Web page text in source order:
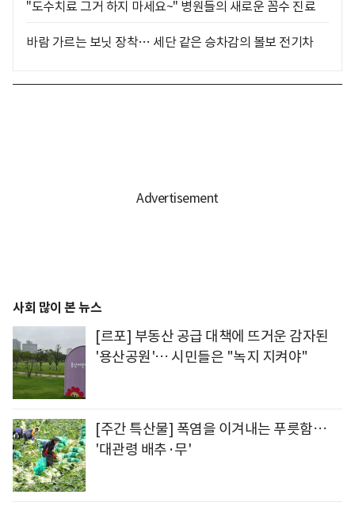
"도수치료 그거 하지 마세요~" 병원들의 새로운 꼼수 진료
바람 가르는 보닛 장착… 세단 같은 승차감의 볼보 전기차
사회 많이 본 뉴스
[르포] 부동산 공급 대책에 뜨거운 감자된
'용산공원'… 시민들은 "녹지 지켜야"
[주간 특산물] 폭염을 이겨내는 푸릇함…
'대관령 배추·무'